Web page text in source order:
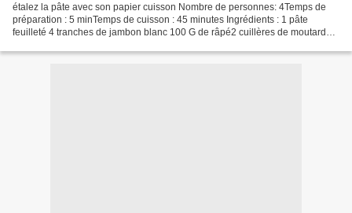
étalez la pâte avec son papier cuisson Nombre de personnes: 4Temps de
préparation : 5 minTemps de cuisson : 45 minutes Ingrédients : 1 pâte
feuilleté 4 tranches de jambon blanc 100 G de râpé2 cuillères de moutarde